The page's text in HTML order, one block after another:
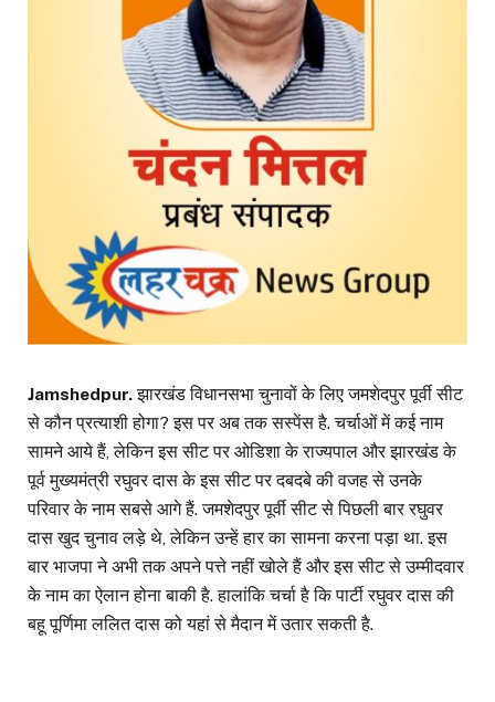
Jamshedpur.झारखंड विधानसभा चुनावों के लिए जमशेदपुर पूर्वी सीट
से कौन प्रत्याशी होगा? इस पर अब तक सस्पेंस है. चर्चाओं में कई नाम
सामने आये हैं, लेकिन इस सीट पर ओडिशा के राज्यपाल और झारखंड के
पूर्व मुख्यमंत्री रघुवर दास के इस सीट पर दबदबे की वजह से उनके
परिवार के नाम सबसे आगे हैं. जमशेदपुर पूर्वी सीट से पिछली बार रघुवर
दास खुद चुनाव लड़े थे, लेकिन उन्हें हार का सामना करना पड़ा था. इस
बार भाजपा ने अभी तक अपने पत्ते नहीं खोले हैं और इस सीट से उम्मीदवार
के नाम का ऐलान होना बाकी है. हालांकि चर्चा है कि पार्टी रघुवर दास की
बहू पूर्णिमा ललित दास को यहां से मैदान में उतार सकती है.